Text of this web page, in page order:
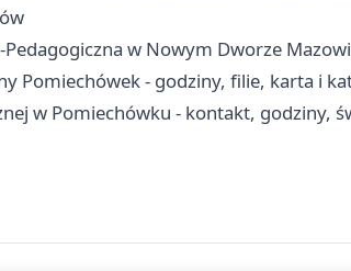
w Nowym Dworze
Pomiechówek - godziny, filie, karta i
w Pomiechówku - kontakt, godziny,